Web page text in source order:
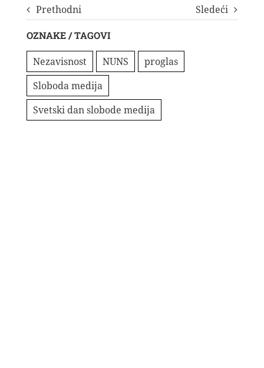
Prethodni Sledeći
OZNAKE / TAGOVI
Nezavisnost NUNS
proglas
Sloboda medija
Svetski dan slobode medija